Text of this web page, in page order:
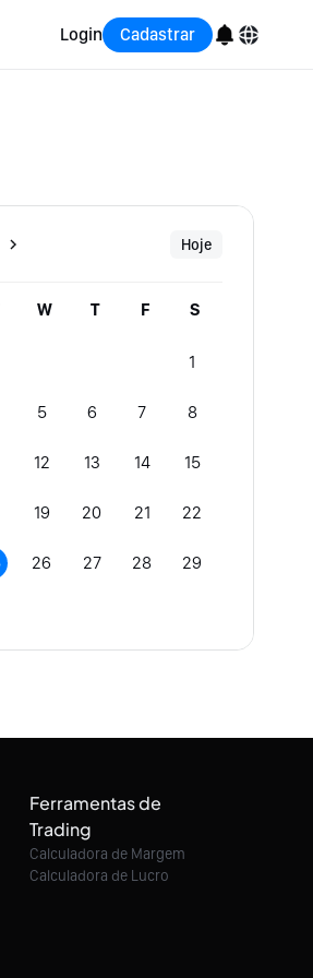
Login Cadastrar
Hoje
W T F S
1
5 6 7 8
12 13 14 15
19 20 21 22
26 27 28 29
Ferramentas de
Trading
Calculadora de Margem
Calculadora de Lucro